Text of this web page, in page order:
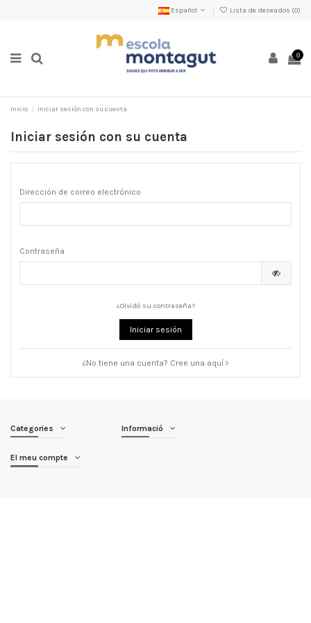
Español Lista de deseados (0)
0
Inicio Iniciar sesión con su cuenta
Iniciar sesión con su cuenta
Dirección de correo electrónico
Contraseña
¿Olvidó su contraseña?
Iniciar sesión
¿No tiene una cuenta? Cree una aquí
Categories Informació
El meu compte